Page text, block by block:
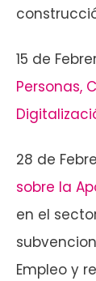
15 de
Personas,
28 de
sobre la
en el
Empleo y